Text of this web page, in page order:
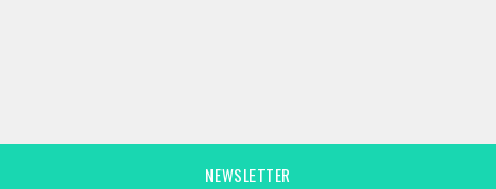
NEWSLETTER